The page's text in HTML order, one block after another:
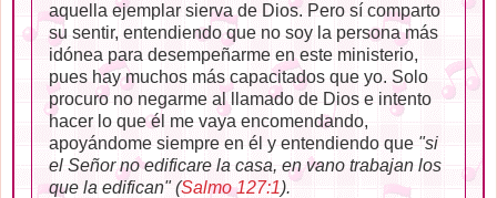
aquella ejemplar sierva de Dios. Pero sí comparto
su sentir, entendiendo que no soy la persona más
idónea para desempeñarme en este ministerio,
pues hay muchos más capacitados que yo. Solo
procuro no negarme al llamado de Dios e intento
hacer lo que él me vaya encomendando,
apoyándome siempre en él y entendiendo que "si
el Señor no edificare la casa, en vano trabajan los
que la edifican" (Salmo 127:1).